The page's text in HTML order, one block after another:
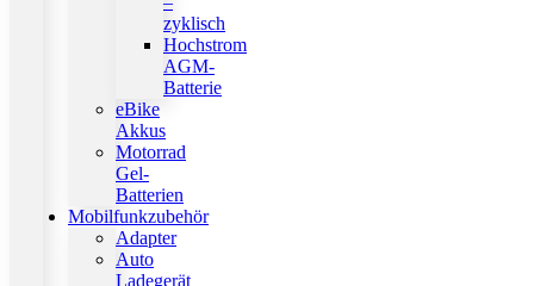
zyklisch
Hochstrom
AGM-
Batterie
eBike
Akkus
Motorrad
Gel-
Batterien
Mobilfunkzubehör
Adapter
Auto
Ladegerät